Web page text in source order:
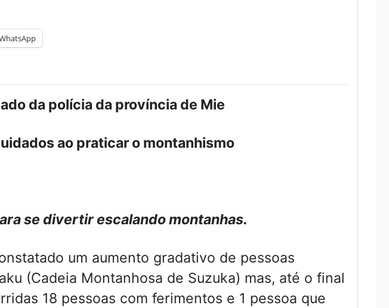
da polícia da província de Mie
ao praticar o montanhismo
se divertir escalando montanhas.
um aumento gradativo de pessoas
(Cadeia Montanhosa de Suzuka) mas, até o final
18 pessoas com ferimentos e 1 pessoa que